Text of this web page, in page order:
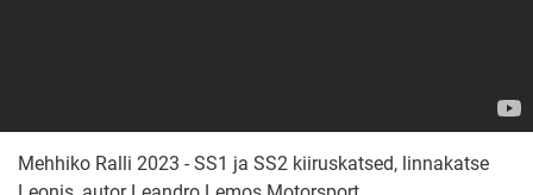
Mehhiko Ralli 2023 - SS1 ja SS2 kiiruskatsed, linnakatse